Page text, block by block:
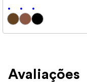
Avaliações